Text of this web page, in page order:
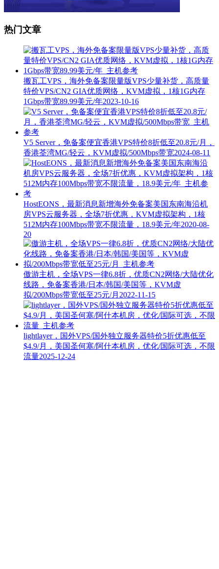
热门文章
搬瓦工VPS，海外免备案限量版VPS少量补货，高质量
特价VPS/CN2 GIA优质网络，KVM虚拟，1核1G内存
1Gbps带宽89.99美元/年2023-10-16
V5 Server，免备案便宜香港VPS特价8折低至20.8元/月，
香港荃湾MG/轻云，KVM虚拟/500Mbps带宽2024-08-11
HostEONS，最新消息新增海外免备案美国东南海沿机
房VPS云服务器，全场7折优惠，KVM虚拟架构，1核
512M内存100Mbps带宽不限流量，18.9美元/年2020-08-
20
傲游主机，全场VPS一律6.8折，优质CN2网络/大陆优化
线路，免备案香港/日本/韩国/美国等，KVM虚
拟/200Mbps带宽低至25元/月 2022-11-15
lightlayer，国外VPS/国外独立服务器特价5折优惠低至
$4.9/月，美国圣何塞/阿什本机房，优化/国际可选，不限
流量2025-12-24